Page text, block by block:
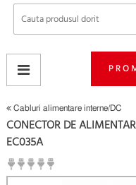
Cabluri alimentare interne/DC
CONECTOR DE
EC035A
(